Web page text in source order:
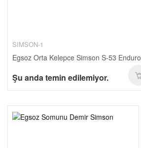
SIMSON-1
Egsoz Orta Kelepce Simson S-53 Enduro
Şu anda temin edilemiyor.